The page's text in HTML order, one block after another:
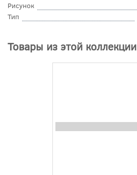
Рисунок
Тип
Товары из этой коллекции